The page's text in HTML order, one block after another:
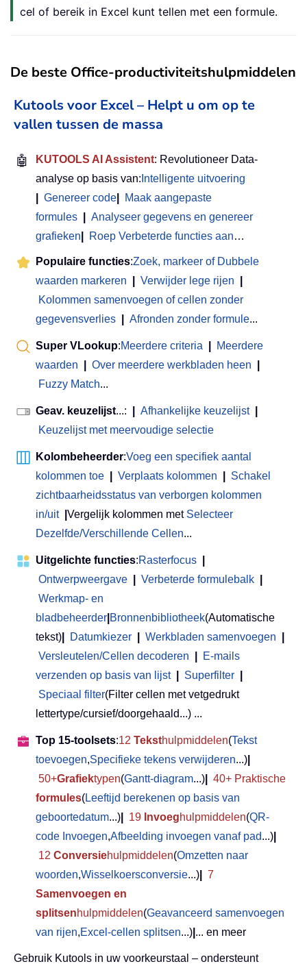
cel of bereik in Excel kunt tellen met een formule.
De beste Office-productiviteitshulpmiddelen
Kutools voor Excel – Helpt u om op te
vallen tussen de massa
🤖 KUTOOLS AI Assistent: Revolutioneer Data-
analyse op basis van: Intelligente uitvoering
Genereer code
Maak aangepaste
formules
Analyseer gegevens en genereer
grafieken
Roep Verbeterde functies aan…
Populaire functies:Zoek, markeer of Dubbele
waarden markeren
Verwijder lege rijen
Kolommen samenvoegen of cellen zonder
gegevensverlies
Afronden zonder formule...
Super VLookup:Meerdere criteria
Meerdere
waarden
Over meerdere werkbladen heen
Fuzzy Match...
Geav. keuzelijst...: Afhankelijke keuzelijst
Keuzelijst met meervoudige selectie
Kolombeheerder:Voeg een specifiek aantal
kolommen toe
Verplaats kolommen
Schakel
zichtbaarheidsstatus van verborgen kolommen
in/uit
Vergelijk kolommen met Selecteer
Dezelfde/Verschillende Cellen...
Uitgelichte functies:Rasterfocus
Ontwerpweergave
Verbeterde formulebalk
Werkmap- en
bladbeheerder Bronnenbibliotheek(Automatische
tekst)
Datumkiezer Werkbladen samenvoegen
Versleutelen/Cellen decoderen
E-mails
verzenden op basis van lijst
Superfilter
Speciaal filter(Filter cellen met vetgedrukt
lettertype/cursief/doorgehaald...) ...
Top 15-toolsets:12 Teksthulpmiddelen(Tekst
toevoegen,Specifieke tekens verwijderen...)
50+Grafiektypen(Gantt-diagram...)
40+ Praktische
formules(Leeftijd berekenen op basis van
geboortedatum...) 19 Invoeghulpmiddelen(QR-
code Invoegen,Afbeelding invoegen vanaf pad...)
12 Conversiehulpmiddelen(Omzetten naar
woorden,Wisselkoersconversie...)
7
Samenvoegen en
splitsenhulpmiddelen(Geavanceerd samenvoegen
van rijen,Excel-cellen splitsen...) ... en meer
Gebruik Kutools in uw voorkeurstaal – ondersteunt